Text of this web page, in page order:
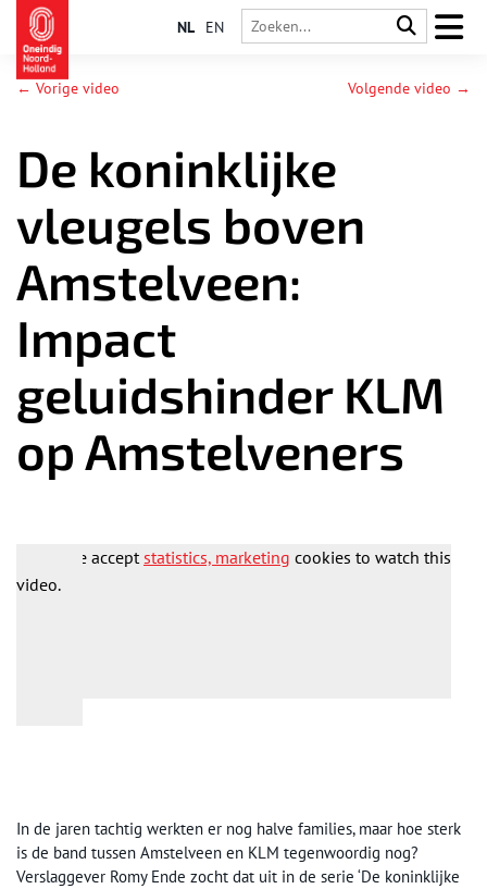
NL EN
← Vorige video Volgende video →
De koninklijke
vleugels boven
Amstelveen:
Impact
geluidshinder KLM
op Amstelveners
Please acceptstatistics, marketing cookies to watch this
video.
In de jaren tachtig werkten er nog halve families, maar hoe sterk
is de band tussen Amstelveen en KLM tegenwoordig nog?
Verslaggever Romy Ende zocht dat uit in de serie ‘De koninklijke